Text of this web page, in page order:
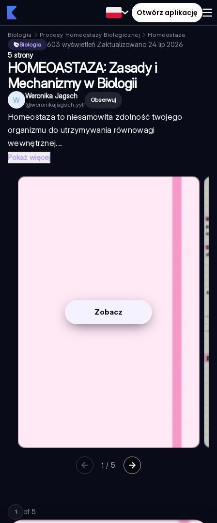
Otwórz aplikację
Biologia Procesy Homeostazy Biologicznej
Homeostaza
Biologia
603 wyświetleń·Zaktualizowano 24 lip 2026·
5 strony
HOMEOASTAZA: Zasady i
Mechanizmy w Biologii
W Weronika Jagsch
@weronikajagsch_yylf
Obserwuj
Homeostaza to niesamowita zdolność twojego
organizmu do utrzymywania równowagi
wewnętrznej...
Pokaż więcej
Zobacz
1 /5
1 of 5